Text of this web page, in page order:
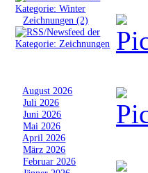
Zeichnungen (2)
August 2026
»Juli 2026
»Juni 2026
»Mai 2026
April 2026
»März 2026
»Februar 2026